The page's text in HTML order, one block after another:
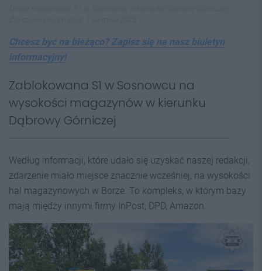
Chcesz być na bieżąco? Zapisz się na nasz biuletyn
informacyjny!
Zablokowana S1 w Sosnowcu na
wysokości magazynów w kierunku
Dąbrowy Górniczej
Według informacji, które udało się uzyskać naszej redakcji,
zdarzenie miało miejsce znacznie wcześniej, na wysokości
hal magazynowych w Borze. To kompleks, w którym bazy
mają między innymi firmy InPost, DPD, Amazon.